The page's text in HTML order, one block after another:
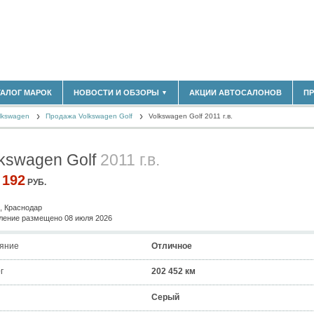
(14304)
МАРОК НОВОСТИ И ОБЗОРЫ ▼
НОВОСТИ РЫНКА
МАТЕРИАЛЫ ПАРТНЕРОВ
АКЦИИ АВТОСАЛОНОВ
Продажа Volkswagen Golf Volkswagen Golf 2011 г.в.
Golf 2011 г.в.
РУБ.
Краснодар
размещено 08 июля 2026
Отличное
202 452 км
Серый